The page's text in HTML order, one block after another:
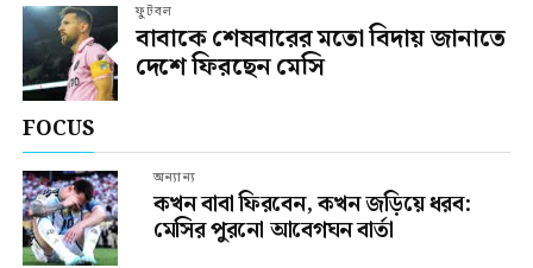
ফুটবল
বাবাকে শেষবারের মতো বিদায় জানাতে
দেশে ফিরছেন মেসি
FOCUS
অন্যান্য
কখন বাবা ফিরবেন, কখন জড়িয়ে ধরব:
মেসির পুরনো আবেগঘন বার্তা